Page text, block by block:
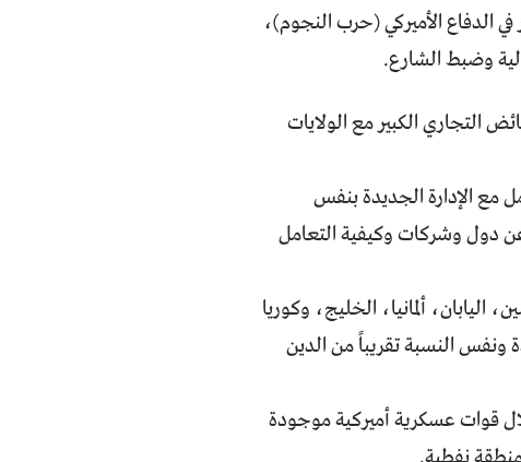
الدفاع الأميركي (حرب النجوم)،
وضبط الشارع.
التجاري الكبير مع الولايات
مع الإدارة الجديدة بنفس
دول وشركات وكيفية التعامل
ألمانيا، الخليج، وكوريا
المتحدة ونفس النسبة تقريباً من الدين
قوات عسكرية أميركية موجودة